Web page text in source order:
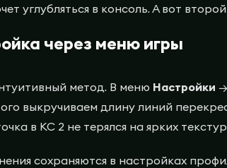
углубляться в консоль. А вот
через меню игры
метод. В меню Настройки →
выкручиваем длину линий
в КС 2 не терялся на ярких
сохраняются в настройках